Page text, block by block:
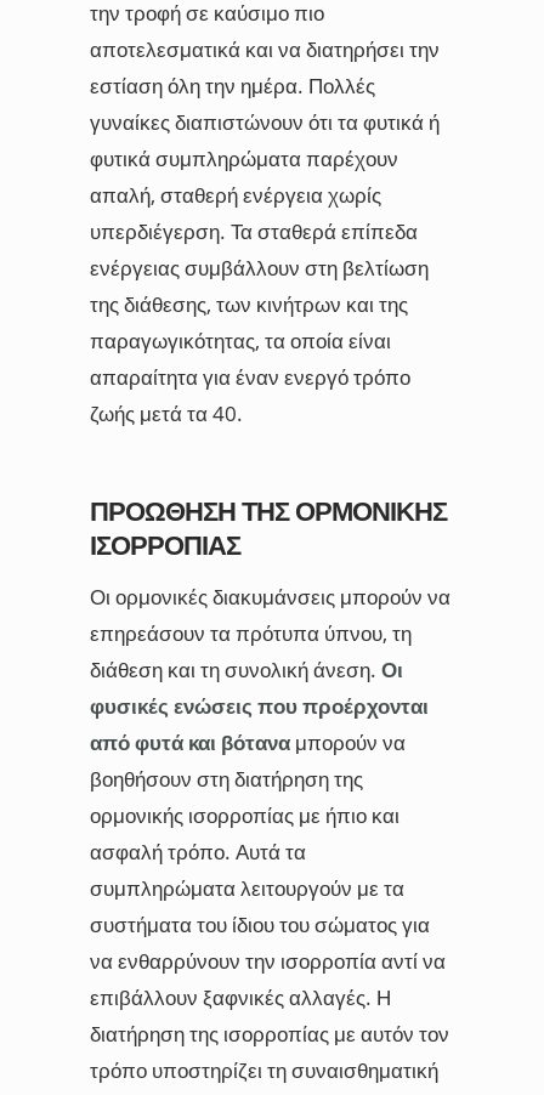
την τροφή σε καύσιμο πιο
αποτελεσματικά και να διατηρήσει την
εστίαση όλη την ημέρα. Πολλές
γυναίκες διαπιστώνουν ότι τα φυτικά ή
φυτικά συμπληρώματα παρέχουν
απαλή, σταθερή ενέργεια χωρίς
υπερδιέγερση. Τα σταθερά επίπεδα
ενέργειας συμβάλλουν στη βελτίωση
της διάθεσης, των κινήτρων και της
παραγωγικότητας, τα οποία είναι
απαραίτητα για έναν ενεργό τρόπο
ζωής μετά τα 40.
ΠΡΟΏΘΗΣΗ ΤΗΣ ΟΡΜΟΝΙΚΉΣ
ΙΣΟΡΡΟΠΊΑΣ
Οι ορμονικές διακυμάνσεις μπορούν να
επηρεάσουν τα πρότυπα ύπνου, τη
διάθεση και τη συνολική άνεση. Οι
φυσικές ενώσεις που προέρχονται
από φυτά και βότανα μπορούν να
βοηθήσουν στη διατήρηση της
ορμονικής ισορροπίας με ήπιο και
ασφαλή τρόπο. Αυτά τα
συμπληρώματα λειτουργούν με τα
συστήματα του ίδιου του σώματος για
να ενθαρρύνουν την ισορροπία αντί να
επιβάλλουν ξαφνικές αλλαγές. Η
διατήρηση της ισορροπίας με αυτόν τον
τρόπο υποστηρίζει τη συναισθηματική